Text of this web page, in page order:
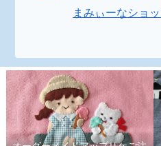
まみぃーなショ